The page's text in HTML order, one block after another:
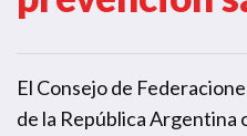
El Consejo de
de la República